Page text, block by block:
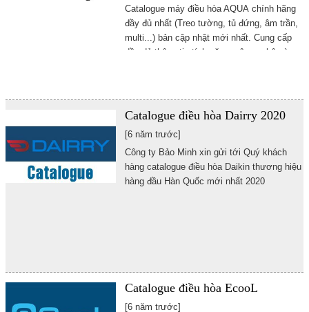
Catalogue máy điều hòa AQUA chính hãng
đầy đủ nhất (Treo tường, tủ đứng, âm trần,
multi...) bản cập nhật mới nhất. Cung cấp
đầy đủ thông tin tính năng, công nghệ và
Catalogue điều hòa Dairry 2020
[6 năm trước]
Công ty Bảo Minh xin gửi tới Quý khách
hàng catalogue điều hòa Daikin thương hiệu
hàng đầu Hàn Quốc mới nhất 2020
Catalogue điều hòa EcooL
[6 năm trước]